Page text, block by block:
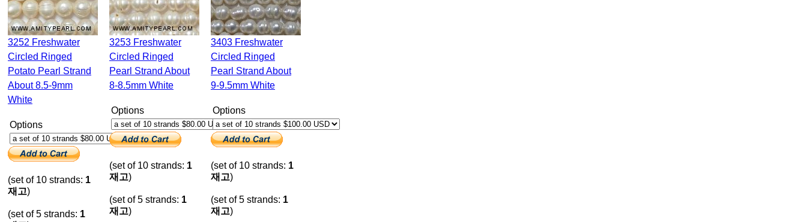
3252 Freshwater
Circled Ringed
Potato Pearl Strand
About 8.5-9mm
White
Options
(set of 10 strands: 1
재고)
(set of 5 strands: 1
3253 Freshwater
Circled Ringed
Pearl Strand About
8-8.5mm White
Options
(set of 10 strands: 1
재고)
(set of 5 strands: 1
재고)
3403 Freshwater
Circled Ringed
Pearl Strand About
9-9.5mm White
Options
(set of 10 strands: 1
재고)
(set of 5 strands: 1
재고)